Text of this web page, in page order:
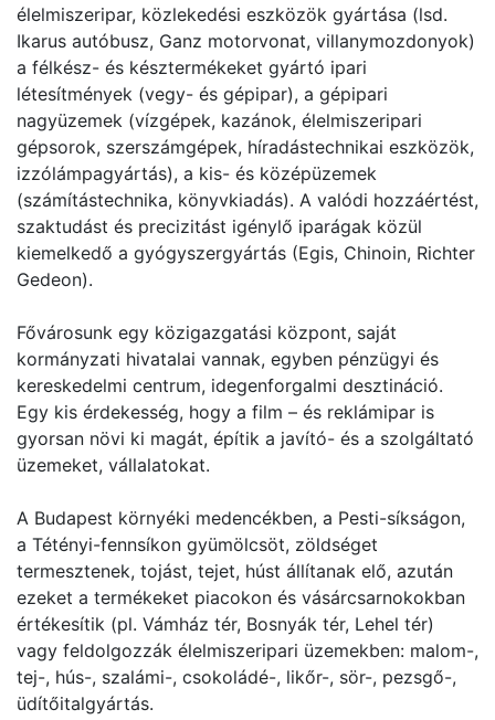
élelmiszeripar, közlekedési eszközök gyártása (lsd.
Ikarus autóbusz, Ganz motorvonat, villanymozdonyok)
a félkész- és késztermékeket gyártó ipari
létesítmények (vegy- és gépipar), a gépipari
nagyüzemek (vízgépek, kazánok, élelmiszeripari
gépsorok, szerszámgépek, híradástechnikai eszközök,
izzólámpagyártás), a kis- és középüzemek
(számítástechnika, könyvkiadás). A valódi hozzáértést,
szaktudást és precizitást igénylő iparágak közül
kiemelkedő a gyógyszergyártás (Egis, Chinoin, Richter
Gedeon).
Fővárosunk egy közigazgatási központ, saját
kormányzati hivatalai vannak, egyben pénzügyi és
kereskedelmi centrum, idegenforgalmi desztináció.
Egy kis érdekesség, hogy a film – és reklámipar is
gyorsan növi ki magát, építik a javító- és a szolgáltató
üzemeket, vállalatokat.
A Budapest környéki medencékben, a Pesti-síkságon,
a Tétényi-fennsíkon gyümölcsöt, zöldséget
termesztenek, tojást, tejet, húst állítanak elő, azután
ezeket a termékeket piacokon és vásárcsarnokokban
értékesítik (pl. Vámház tér, Bosnyák tér, Lehel tér)
vagy feldolgozzák élelmiszeripari üzemekben: malom-,
tej-, hús-, szalámi-, csokoládé-, likőr-, sör-, pezsgő-,
üdítőitalgyártás.